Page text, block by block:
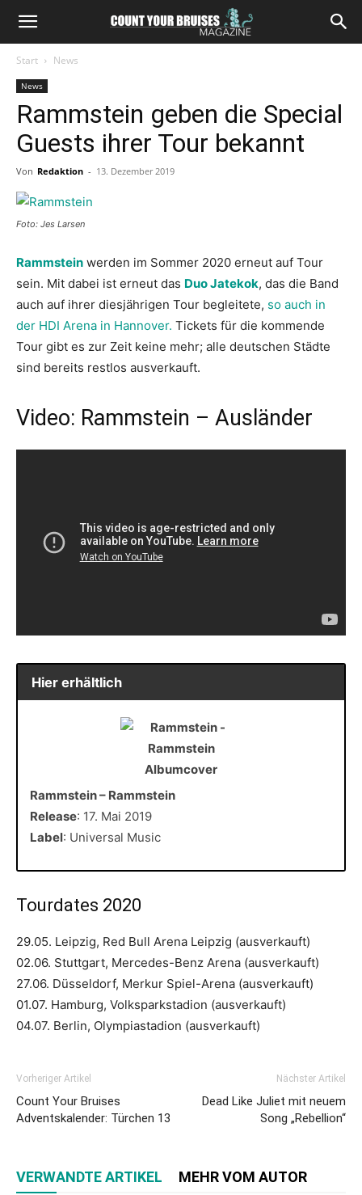
Start News
News
Rammstein geben die Special
Guests ihrer Tour bekannt
Von Redaktion - 13. Dezember 2019
Foto: Jes Larsen
Rammstein werden im Sommer 2020 erneut auf Tour
sein. Mit dabei ist erneut das Duo Jatekok, das die Band
auch auf ihrer diesjährigen Tour begleitete, so auch in
der HDI Arena in Hannover. Tickets für die kommende
Tour gibt es zur Zeit keine mehr; alle deutschen Städte
sind bereits restlos ausverkauft.
Video: Rammstein – Ausländer
Hier erhältlich
Rammstein – Rammstein
Release: 17. Mai 2019
Label: Universal Music
Tourdates 2020
29.05. Leipzig, Red Bull Arena Leipzig (ausverkauft)
02.06. Stuttgart, Mercedes-Benz Arena (ausverkauft)
27.06. Düsseldorf, Merkur Spiel-Arena (ausverkauft)
01.07. Hamburg, Volksparkstadion (ausverkauft)
04.07. Berlin, Olympiastadion (ausverkauft)
Vorheriger Artikel
Count Your Bruises
Adventskalender: Türchen 13
Nächster Artikel
Dead Like Juliet mit neuem
Song „Rebellion“
VERWANDTE ARTIKEL MEHR VOM AUTOR